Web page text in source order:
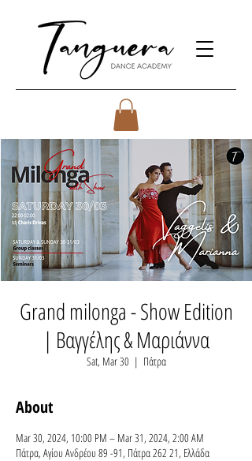
Grand milonga - Show Edition
| Βαγγέλης & Μαριάννα
Sat, Mar 30
  |
Πάτρα
About
Mar 30, 2024, 10:00 PM – Mar 31, 2024, 2:00 AM
Πάτρα, Αγίου Ανδρέου 89 -91, Πάτρα 262 21, Ελλάδα